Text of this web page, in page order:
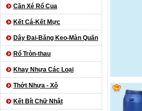
Cần Xé Rổ Cua
Kết Cá-Kết Mực
Dây Đai-Băng Keo-Màn Quấn
Rổ Tròn-thau
Khay Nhựa Các Loại
Thớt Nhựa - Xô
Kết Bít Chữ Nhật